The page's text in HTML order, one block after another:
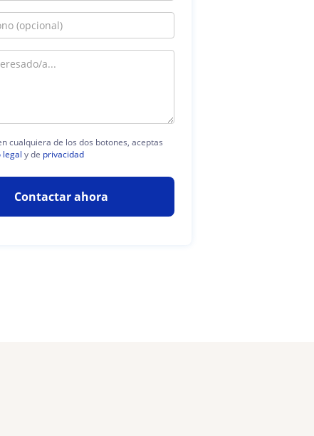
cualquiera de los dos botones, aceptas
legal y de privacidad
Contactar ahora